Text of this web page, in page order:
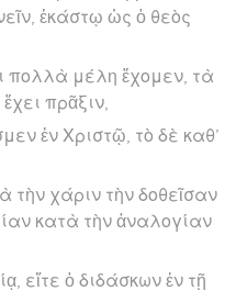
ἑκάστῳ ὡς ὁ θεὸς
πολλὰ μέλη ἔχομεν, τὰ
πρᾶξιν,
ἐν Χριστῷ, τὸ δὲ καθ’
τὴν χάριν τὴν δοθεῖσαν
κατὰ τὴν ἀναλογίαν
εἴτε ὁ διδάσκων ἐν τῇ